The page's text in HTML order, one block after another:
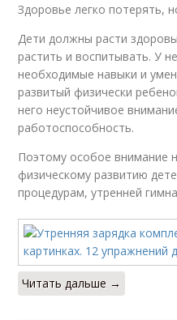
Здоровье легко потерять,
Дети должны расти
растить и воспитывать. У
необходимые навыки и
развитый физически
него неустойчивое
работоспособность.
Поэтому особое внимание
физическому развитию
процедурам, утренней
Читать дальше →